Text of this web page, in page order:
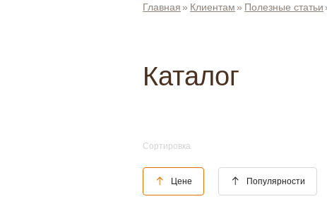
Главная Клиентам Полезные статьи
Каталог
Сортировка
Цене Популярности